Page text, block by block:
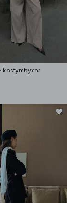
kostymbyxor